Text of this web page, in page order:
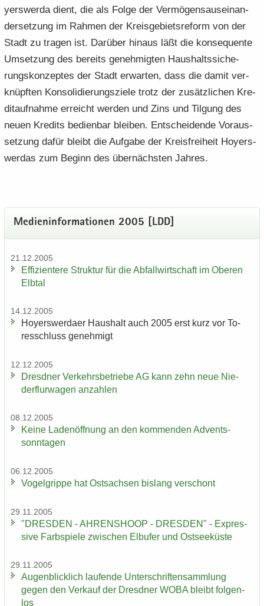
yers­wer­da dient, die als Folge der Ver­mö­gens­aus­ein­an­
der­set­zung im Rah­men der Kreis­ge­biets­re­form von der
Stadt zu tra­gen ist. Dar­über hin­aus läßt die kon­se­quen­te
Um­set­zung des be­reits ge­neh­mig­ten Haus­halts­si­che­
rungs­kon­zep­tes der Stadt er­war­ten, dass die damit ver­
knüpf­ten Kon­so­li­die­rungs­zie­le trotz der zu­sätz­li­chen Kre­
dit­auf­nah­me er­reicht wer­den und Zins und Til­gung des
neuen Kre­dits be­dien­bar blei­ben. Ent­schei­den­de Vor­aus­
set­zung dafür bleibt die Auf­ga­be der Kreis­frei­heit Ho­yers­
wer­das zum Be­ginn des über­nächs­ten Jah­res.
Me­di­en­in­for­ma­tio­nen 2005 [LDD]
21.12.2005
Ef­fi­zi­en­te­re Struk­tur für die Ab­fall­wirt­schaft im Obe­ren
Elb­tal
14.12.2005
Ho­yers­wer­da­er Haus­halt auch 2005 erst kurz vor To­
res­schluss ge­neh­migt
12.12.2005
Dresd­ner Ver­kehrs­be­trie­be AG kann zehn neue Nie­
der­flur­wa­gen an­zah­len
08.12.2005
Keine La­den­öff­nung an den kom­men­den Ad­vents­
sonn­ta­gen
06.12.2005
Vo­gel­grip­pe hat Ost­sach­sen bis­lang ver­schont
29.11.2005
"DRES­DEN - AH­REN­SHO­OP - DRES­DEN" - Ex­pres­
si­ve Farb­spie­le zwi­schen Elb­ufer und Ost­see­küs­te
29.11.2005
Au­gen­blick­lich lau­fen­de Un­ter­schrif­ten­samm­lung
gegen den Ver­kauf der Dresd­ner WOBA bleibt fol­gen­
los